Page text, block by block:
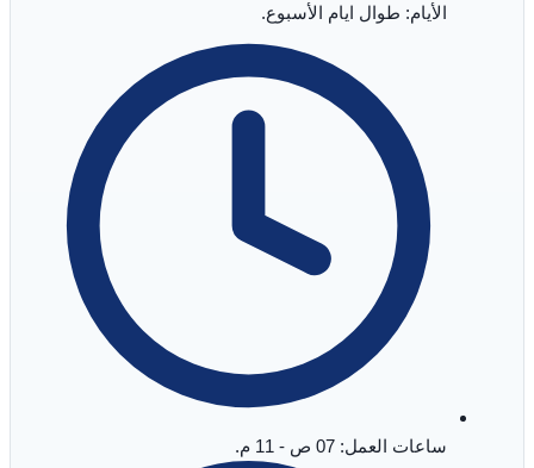
الأيام: طوال ايام الأسبوع.
ساعات العمل: 07 ص - 11 م.